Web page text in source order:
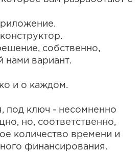
собственно,
нами вариант.
и о каждом.
под ключ - несомненно
но, соответственно,
количество времени и
финансирования.